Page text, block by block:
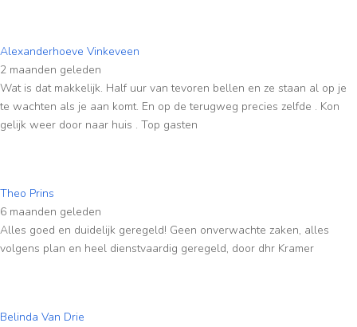
Alexanderhoeve Vinkeveen
2 maanden geleden
Wat is dat makkelijk. Half uur van tevoren bellen en ze staan al op je
te wachten als je aan komt. En op de terugweg precies zelfde . Kon
gelijk weer door naar huis . Top gasten
Theo Prins
6 maanden geleden
Alles goed en duidelijk geregeld! Geen onverwachte zaken, alles
volgens plan en heel dienstvaardig geregeld, door dhr Kramer
Belinda Van Drie